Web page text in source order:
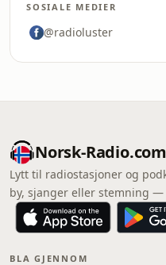
SOSIALE MEDIER
@radioluster
Norsk-Radio.com
Lytt til radiostasjoner og
by, sjanger eller stemning
BLA GJENNOM